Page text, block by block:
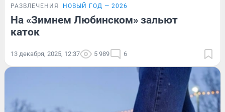
РАЗВЛЕЧЕНИЯ НОВЫЙ ГОД — 2026
На «Зимнем Любинском» зальют
каток
13 декабря, 2025, 12:37 5 989 6